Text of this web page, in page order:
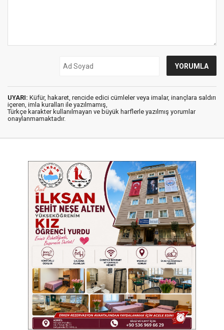
UYARI: Küfür, hakaret, rencide edici cümleler veya imalar, inançlara saldırı
içeren, imla kuralları ile yazılmamış,
Türkçe karakter kullanılmayan ve büyük harflerle yazılmış yorumlar
onaylanmamaktadır.